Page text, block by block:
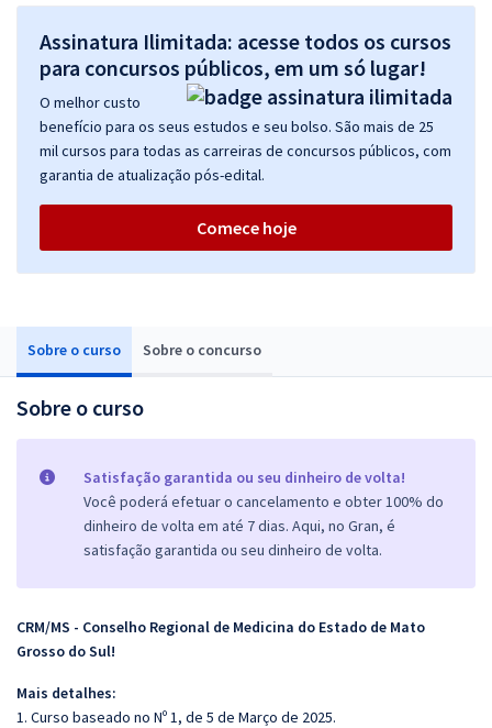
Sobre o curso Sobre o concurso
Sobre o curso
Satisfação garantida ou seu dinheiro de volta!
Você poderá efetuar o cancelamento e obter 100% do
dinheiro de volta em até 7 dias. Aqui, no Gran, é
satisfação garantida ou seu dinheiro de volta.
CRM/MS - Conselho Regional de Medicina do Estado de Mato
Grosso do Sul!
Mais detalhes:
1. Curso baseado no Nº 1, de 5 de Março de 2025.
Assinatura Ilimitada: acesse todos os cursos
para concursos públicos, em um só lugar!
O melhor custo
benefício para os seus estudos e seu bolso. São mais de 25
mil cursos para todas as carreiras de concursos públicos, com
garantia de atualização pós-edital.
Comece hoje